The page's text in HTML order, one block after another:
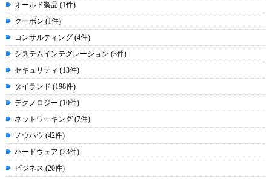
オールド製品 (1件)
クーポン (1件)
コンサルティング (4件)
システムインテグレーション (3件)
セキュリティ (13件)
タイランド (198件)
テクノロジー (10件)
ネットワーキング (7件)
ノウハウ (42件)
ハードウェア (23件)
ビジネス (20件)